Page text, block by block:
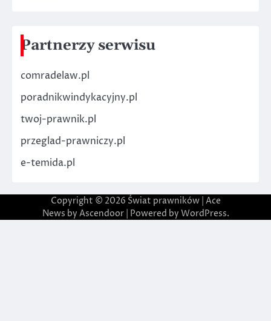
Partnerzy serwisu
comradelaw.pl
poradnikwindykacyjny.pl
twoj-prawnik.pl
przeglad-prawniczy.pl
e-temida.pl
Copyright © 2026 Świat prawników| Ace
News by Ascendoor| Powered by WordPress.